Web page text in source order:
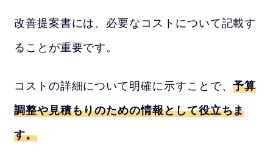
改善提案書には、必要なコストについて記載す
ることが重要です。
コストの詳細について明確に示すことで、予算
調整や見積もりのための情報として役立ちま
す。